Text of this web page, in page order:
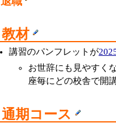
教材
講習のパンフレットが
お世辞にも見やすく
座毎にどの校舎で開
通期コース